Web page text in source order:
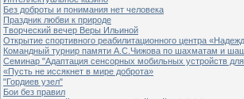
Без доброты и понимания нет человека
Праздник любви к природе
Творческий вечер Веры Ильиной
Открытие спортивного реабилитационного центра
Командный турнир памяти А.С.Чижова по шахматам и
Семинар "Адаптация сенсорных мобильных устройств
«Пусть не иссякнет в мире доброта»
"Гордиев узел"
Бои без правил